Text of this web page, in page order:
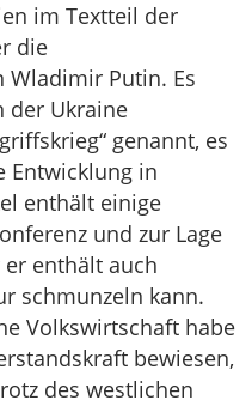
im Textteil der
die
Wladimir Putin. Es
der Ukraine
genannt, es
Entwicklung in
enthält einige
und zur Lage
er enthält auch
schmunzeln kann.
Volkswirtschaft habe
bewiesen,
des westlichen